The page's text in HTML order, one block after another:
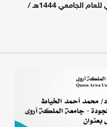
بدء امتحانات نهاية الفصل الثاني للعام الجامعي 1444هـ /